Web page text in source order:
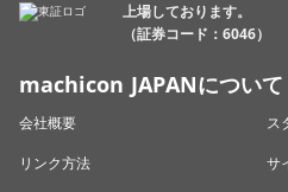
上場しております。
（証券コード：6046）
machicon JAPANについて
会社概要
ス
リンク方法
サ